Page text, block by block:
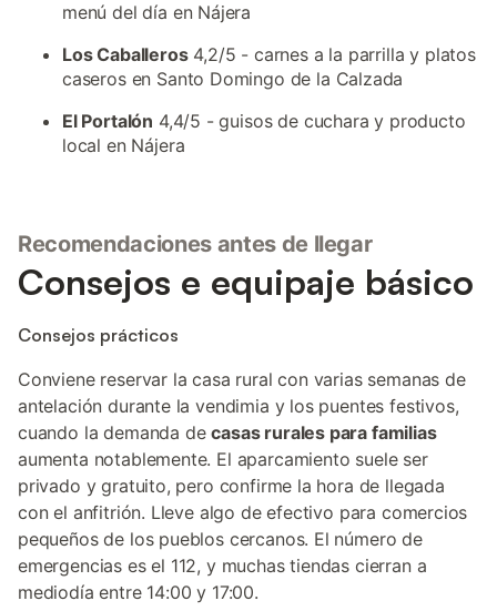
menú del día en Nájera
Los Caballeros4,2/5 - carnes a la parrilla y platos
caseros en Santo Domingo de la Calzada
El Portalón 4,4/5 - guisos de cuchara y producto
local en Nájera
Recomendaciones antes de llegar
Consejos e equipaje básico
Consejos prácticos
Conviene reservar la casa rural con varias semanas de
antelación durante la vendimia y los puentes festivos,
cuando la demanda decasas rurales para familias
aumenta notablemente. El aparcamiento suele ser
privado y gratuito, pero confirme la hora de llegada
con el anfitrión. Lleve algo de efectivo para comercios
pequeños de los pueblos cercanos. El número de
emergencias es el 112, y muchas tiendas cierran a
mediodía entre 14:00 y 17:00.